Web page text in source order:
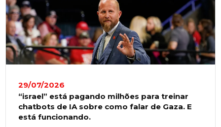
29/07/2026
“israel” está pagando milhões para treinar
chatbots de IA sobre como falar de Gaza. E
está funcionando.